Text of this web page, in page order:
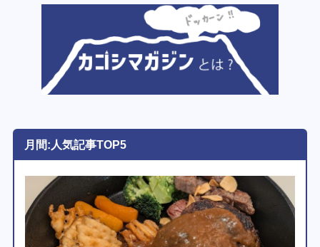
月間:人気記事TOP5